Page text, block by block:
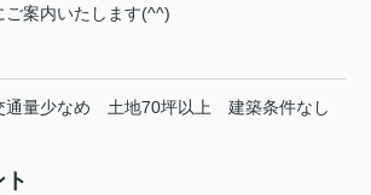
案内いたします(^^)
通量少なめ 土地70坪以上
建築条件なし